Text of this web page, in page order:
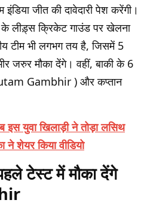
जीत की दावेदारी पेश करेंगी।
के लीड़्स क्रिकेट गाउंड पर खेलना
टीम भी लगभग तय है, जिसमें 5
जरुर मौका देंगे। वहीं, बाकी के 6
Gambhir ) और कप्तान
युवा खिलाड़ी ने तोड़ा लसिथ
ने शेयर किया वीडियो
टेस्ट में मौका देंगे